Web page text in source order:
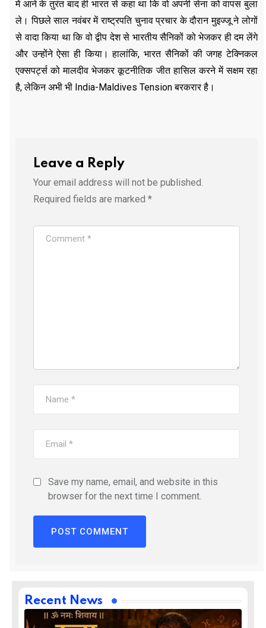
में आने के तुरंत बाद ही भारत से कहा था कि वो अपनी सेना को वापस बुला
ले। पिछले साल नवंबर में राष्ट्रपति चुनाव प्रचार के दौरान मुइज्जू ने लोगों
से वादा किया था कि वो द्वीप देश से भारतीय सैनिकों को भेजकर ही दम लेंगे
और उन्होंने ऐसा ही किया। हालांकि, भारत सैनिकों की जगह टेक्निकल
एक्सपर्ट्स को मालदीव भेजकर कूटनीतिक जीत हासिल करने में सक्षम रहा
है, लेकिन अभी भी India-Maldives Tension बरकरार है।
Leave a Reply
Your email address will not be published.
Required fields are marked *
Save my name, email, and website in this
browser for the next time I comment.
Recent News